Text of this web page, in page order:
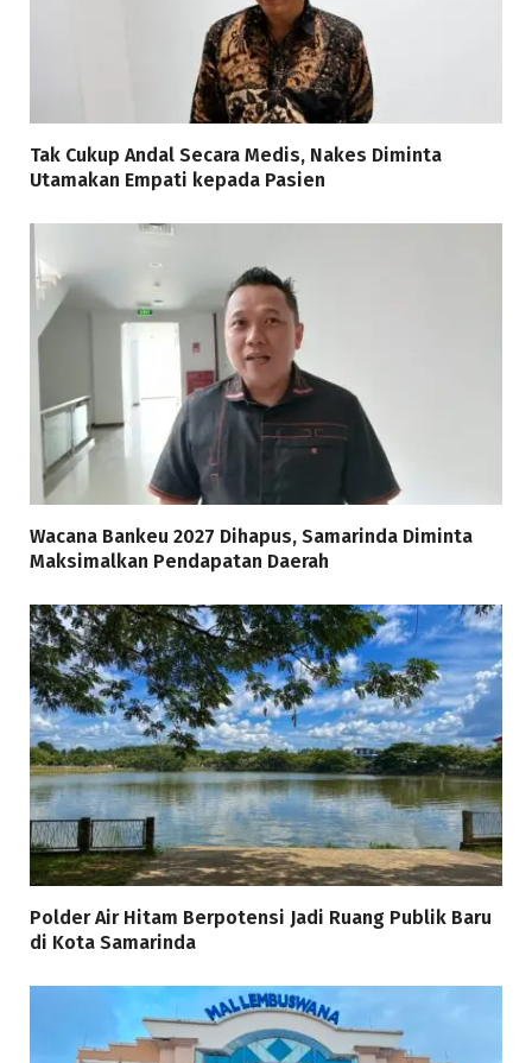
Tak Cukup Andal Secara Medis, Nakes Diminta
Utamakan Empati kepada Pasien
Wacana Bankeu 2027 Dihapus, Samarinda Diminta
Maksimalkan Pendapatan Daerah
Polder Air Hitam Berpotensi Jadi Ruang Publik Baru
di Kota Samarinda